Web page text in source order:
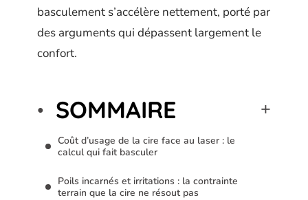
basculement s’accélère nettement, porté par
des arguments qui dépassent largement le
confort.
SOMMAIRE
Coût d’usage de la cire face au laser : le
calcul qui fait basculer
Poils incarnés et irritations : la contrainte
terrain que la cire ne résout pas